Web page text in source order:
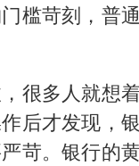
槛苛刻，普
很多人就想
后才发现，
苛。银行的